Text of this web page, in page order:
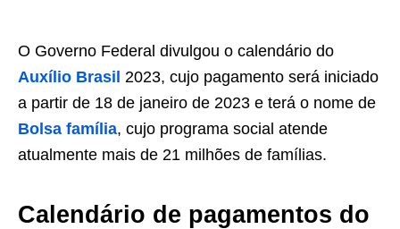
O Governo Federal divulgou o calendário do
Auxílio Brasil 2023, cujo pagamento será iniciado
a partir de 18 de janeiro de 2023 e terá o nome de
Bolsa família, cujo programa social atende
atualmente mais de 21 milhões de famílias.
Calendário de pagamentos do